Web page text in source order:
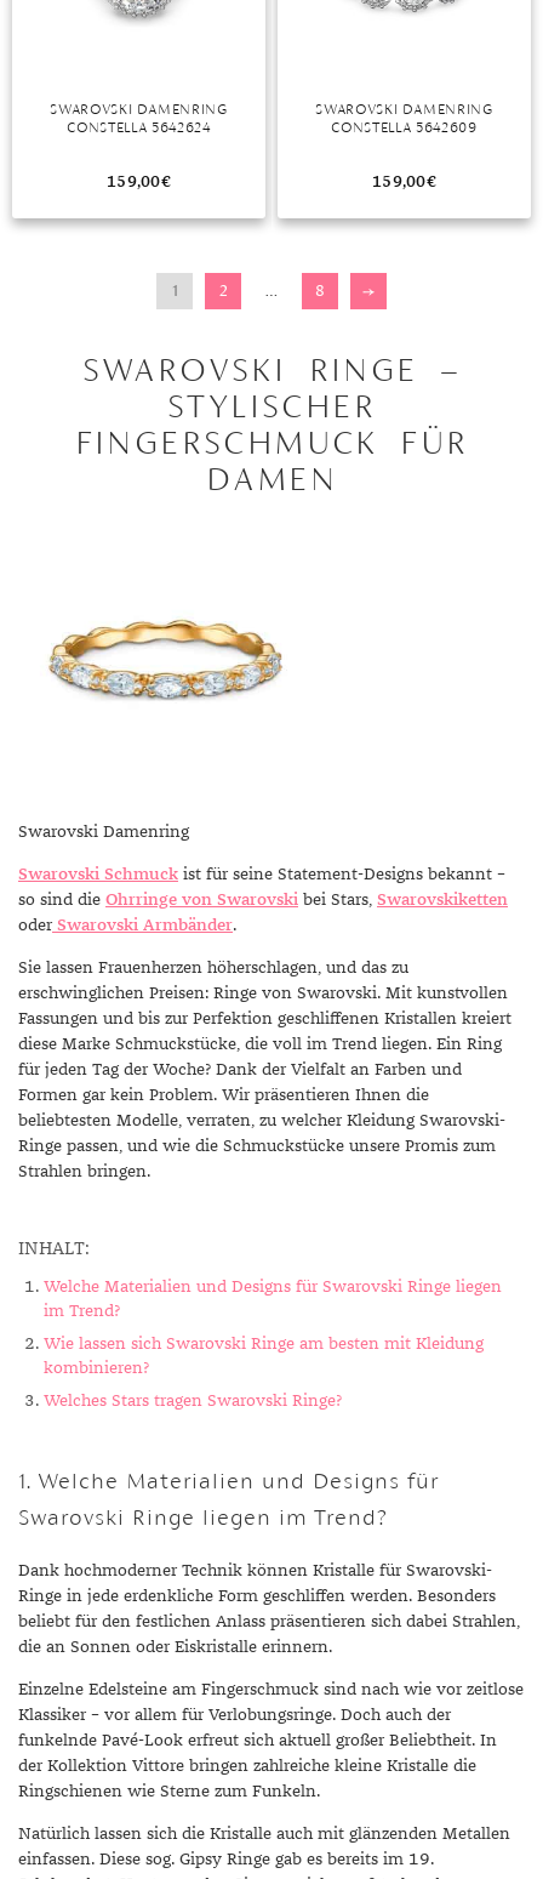
SWAROVSKI DAMENRING
CONSTELLA 5642624
159,00€
SWAROVSKI DAMENRING
CONSTELLA 5642609
159,00€
1 2 … 8 →
SWAROVSKI RINGE –
STYLISCHER
FINGERSCHMUCK FÜR
DAMEN
Swarovski Damenring
Swarovski Schmuck ist für seine Statement-Designs bekannt –
so sind die Ohrringe von Swarovski bei Stars, Swarovskiketten
oder Swarovski Armbänder.
Sie lassen Frauenherzen höherschlagen, und das zu
erschwinglichen Preisen: Ringe von Swarovski. Mit kunstvollen
Fassungen und bis zur Perfektion geschliffenen Kristallen kreiert
diese Marke Schmuckstücke, die voll im Trend liegen. Ein Ring
für jeden Tag der Woche? Dank der Vielfalt an Farben und
Formen gar kein Problem. Wir präsentieren Ihnen die
beliebtesten Modelle, verraten, zu welcher Kleidung Swarovski-
Ringe passen, und wie die Schmuckstücke unsere Promis zum
Strahlen bringen.
INHALT:
Welche Materialien und Designs für Swarovski Ringe liegen
im Trend?
Wie lassen sich Swarovski Ringe am besten mit Kleidung
kombinieren?
Welches Stars tragen Swarovski Ringe?
1. Welche Materialien und Designs für
Swarovski Ringe liegen im Trend?
Dank hochmoderner Technik können Kristalle für Swarovski-
Ringe in jede erdenkliche Form geschliffen werden. Besonders
beliebt für den festlichen Anlass präsentieren sich dabei Strahlen,
die an Sonnen oder Eiskristalle erinnern.
Einzelne Edelsteine am Fingerschmuck sind nach wie vor zeitlose
Klassiker – vor allem für Verlobungsringe. Doch auch der
funkelnde Pavé-Look erfreut sich aktuell großer Beliebtheit. In
der Kollektion Vittore bringen zahlreiche kleine Kristalle die
Ringschienen wie Sterne zum Funkeln.
Natürlich lassen sich die Kristalle auch mit glänzenden Metallen
einfassen. Diese sog. Gipsy Ringe gab es bereits im 19.